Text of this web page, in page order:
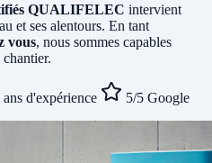
QUALIFELEC intervient
et ses alentours. En tant
vous, nous sommes capables
d'expérience 5/5 Google